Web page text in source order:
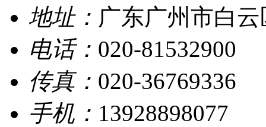
地址： 广东广州市白
电话： 020-81532900
传真： 020-36769336
手机： 13928898077